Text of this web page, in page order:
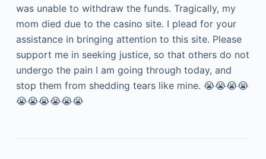
was unable to withdraw the funds. Tragically, my
mom died due to the casino site. I plead for your
assistance in bringing attention to this site. Please
support me in seeking justice, so that others do not
undergo the pain I am going through today, and
stop them from shedding tears like mine. 😭😭😭😭
😭😭😭😭😭😭